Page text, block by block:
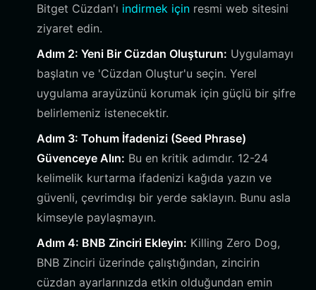
Bitget Cüzdan'ı indirmek için resmi web sitesini
ziyaret edin.
Adım 2: Yeni Bir Cüzdan Oluşturun: Uygulamayı
başlatın ve 'Cüzdan Oluştur'u seçin. Yerel
uygulama arayüzünü korumak için güçlü bir şifre
belirlemeniz istenecektir.
Adım 3: Tohum İfadenizi (Seed Phrase)
Güvenceye Alın: Bu en kritik adımdır. 12-24
kelimelik kurtarma ifadenizi kağıda yazın ve
güvenli, çevrimdışı bir yerde saklayın. Bunu asla
kimseyle paylaşmayın.
Adım 4: BNB Zinciri Ekleyin: Killing Zero Dog,
BNB Zinciri üzerinde çalıştığından, zincirin
cüzdan ayarlarınızda etkin olduğundan emin